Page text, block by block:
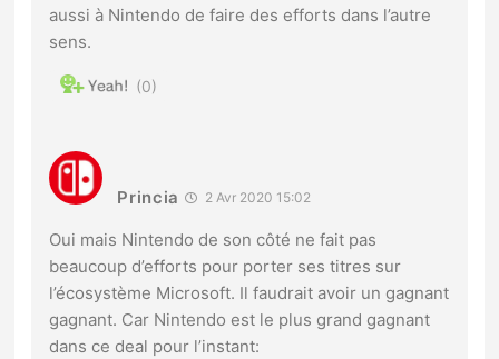
aussi à Nintendo de faire des efforts dans l’autre
sens.
0
Princia 2 Avr 2020 15:02
Oui mais Nintendo de son côté ne fait pas
beaucoup d’efforts pour porter ses titres sur
l’écosystème Microsoft. Il faudrait avoir un gagnant
gagnant. Car Nintendo est le plus grand gagnant
dans ce deal pour l’instant: